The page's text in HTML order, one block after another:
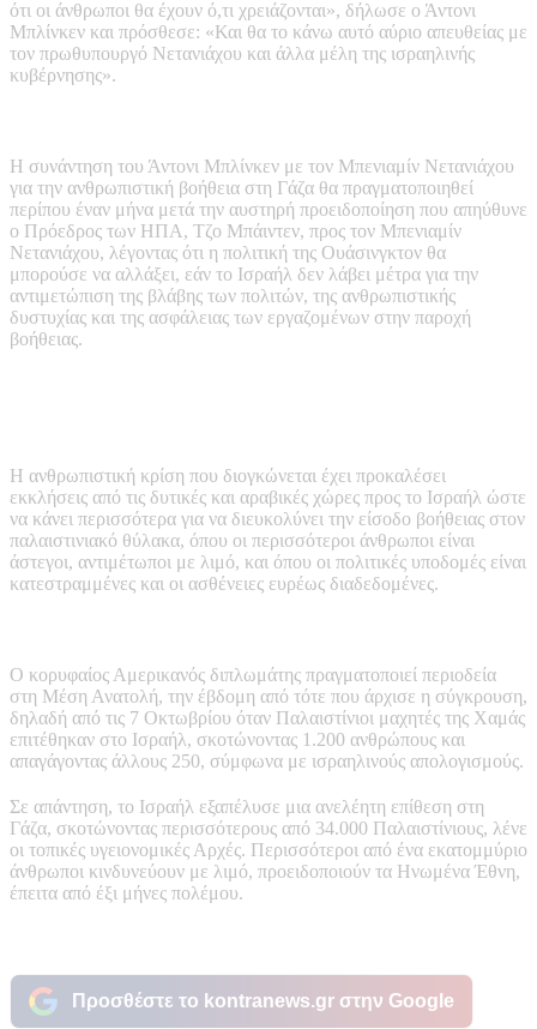
ότι οι άνθρωποι θα έχουν ό,τι χρειάζονται», δήλωσε ο Άντονι
Μπλίνκεν και πρόσθεσε: «Και θα το κάνω αυτό αύριο απευθείας με
τον πρωθυπουργό Νετανιάχου και άλλα μέλη της ισραηλινής
κυβέρνησης».
Η συνάντηση του Άντονι Μπλίνκεν με τον Μπενιαμίν Νετανιάχου
για την ανθρωπιστική βοήθεια στη Γάζα θα πραγματοποιηθεί
περίπου έναν μήνα μετά την αυστηρή προειδοποίηση που απηύθυνε
ο Πρόεδρος των ΗΠΑ, Τζο Μπάιντεν, προς τον Μπενιαμίν
Νετανιάχου, λέγοντας ότι η πολιτική της Ουάσινγκτον θα
μπορούσε να αλλάξει, εάν το Ισραήλ δεν λάβει μέτρα για την
αντιμετώπιση της βλάβης των πολιτών, της ανθρωπιστικής
δυστυχίας και της ασφάλειας των εργαζομένων στην παροχή
βοήθειας.
Η ανθρωπιστική κρίση που διογκώνεται έχει προκαλέσει
εκκλήσεις από τις δυτικές και αραβικές χώρες προς το Ισραήλ ώστε
να κάνει περισσότερα για να διευκολύνει την είσοδο βοήθειας στον
παλαιστινιακό θύλακα, όπου οι περισσότεροι άνθρωποι είναι
άστεγοι, αντιμέτωποι με λιμό, και όπου οι πολιτικές υποδομές είναι
κατεστραμμένες και οι ασθένειες ευρέως διαδεδομένες.
Ο κορυφαίος Αμερικανός διπλωμάτης πραγματοποιεί περιοδεία
στη Μέση Ανατολή, την έβδομη από τότε που άρχισε η σύγκρουση,
δηλαδή από τις 7 Οκτωβρίου όταν Παλαιστίνιοι μαχητές της Χαμάς
επιτέθηκαν στο Ισραήλ, σκοτώνοντας 1.200 ανθρώπους και
απαγάγοντας άλλους 250, σύμφωνα με ισραηλινούς απολογισμούς.
Σε απάντηση, το Ισραήλ εξαπέλυσε μια ανελέητη επίθεση στη
Γάζα, σκοτώνοντας περισσότερους από 34.000 Παλαιστίνιους, λένε
οι τοπικές υγειονομικές Αρχές. Περισσότεροι από ένα εκατομμύριο
άνθρωποι κινδυνεύουν με λιμό, προειδοποιούν τα Ηνωμένα Έθνη,
έπειτα από έξι μήνες πολέμου.
Προσθέστε το kontranews.gr στην Google